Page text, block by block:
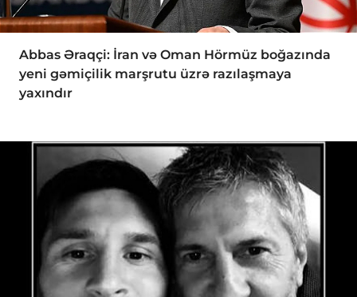
Abbas Əraqçi: İran və Oman Hörmüz boğazında
yeni gəmiçilik marşrutu üzrə razılaşmaya
yaxındır